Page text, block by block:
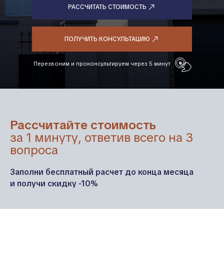
Перезвоним и проконсультируем через 5 минут
РАССЧИТАТЬ СТОИМОСТЬ
ПОЛУЧИТЬ КОНСУЛЬТАЦИЮ
Рассчитайте стоимость
за 1 минуту, ответив всего на 3
вопроса
Заполни бесплатный расчет до конца месяца
и получи скидку -10%